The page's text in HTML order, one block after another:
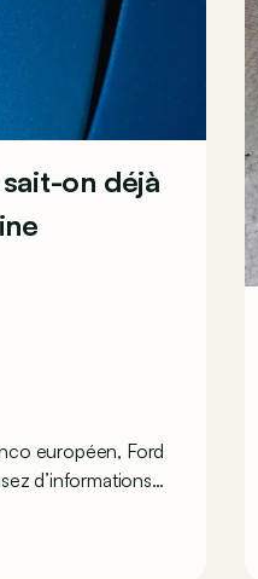
on déjà
européen, Ford
d’informations